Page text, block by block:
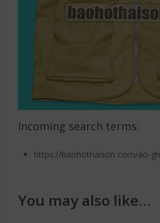
Incoming search terms:
https://baohothaison com/ao-
You may also like…